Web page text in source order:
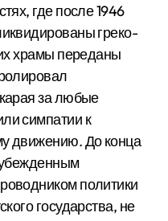
где после 1946
греко-
храмы переданы
за любые
симпатии к
движению. До конца
политики
государства, не